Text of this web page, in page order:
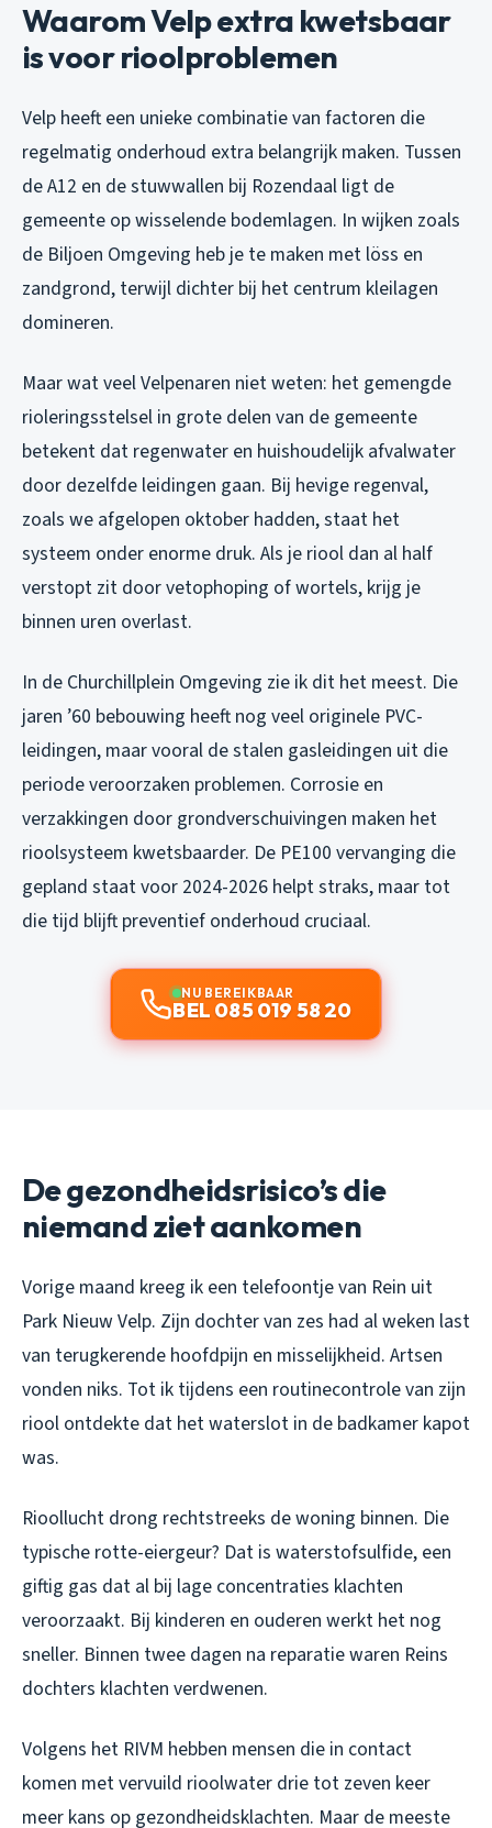
Waarom Velp extra kwetsbaar
is voor rioolproblemen
Velp heeft een unieke combinatie van factoren die
regelmatig onderhoud extra belangrijk maken. Tussen
de A12 en de stuwwallen bij Rozendaal ligt de
gemeente op wisselende bodemlagen. In wijken zoals
de Biljoen Omgeving heb je te maken met löss en
zandgrond, terwijl dichter bij het centrum kleilagen
domineren.
Maar wat veel Velpenaren niet weten: het gemengde
rioleringsstelsel in grote delen van de gemeente
betekent dat regenwater en huishoudelijk afvalwater
door dezelfde leidingen gaan. Bij hevige regenval,
zoals we afgelopen oktober hadden, staat het
systeem onder enorme druk. Als je riool dan al half
verstopt zit door vetophoping of wortels, krijg je
binnen uren overlast.
In de Churchillplein Omgeving zie ik dit het meest. Die
jaren ’60 bebouwing heeft nog veel originele PVC-
leidingen, maar vooral de stalen gasleidingen uit die
periode veroorzaken problemen. Corrosie en
verzakkingen door grondverschuivingen maken het
rioolsysteem kwetsbaarder. De PE100 vervanging die
gepland staat voor 2024-2026 helpt straks, maar tot
die tijd blijft preventief onderhoud cruciaal.
NU BEREIKBAAR
BEL 085 019 58 20
De gezondheidsrisico’s die
niemand ziet aankomen
Vorige maand kreeg ik een telefoontje van Rein uit
Park Nieuw Velp. Zijn dochter van zes had al weken last
van terugkerende hoofdpijn en misselijkheid. Artsen
vonden niks. Tot ik tijdens een routinecontrole van zijn
riool ontdekte dat het waterslot in de badkamer kapot
was.
Rioollucht drong rechtstreeks de woning binnen. Die
typische rotte-eiergeur? Dat is waterstofsulfide, een
giftig gas dat al bij lage concentraties klachten
veroorzaakt. Bij kinderen en ouderen werkt het nog
sneller. Binnen twee dagen na reparatie waren Reins
dochters klachten verdwenen.
Volgens het RIVM hebben mensen die in contact
komen met vervuild rioolwater drie tot zeven keer
meer kans op gezondheidsklachten. Maar de meeste